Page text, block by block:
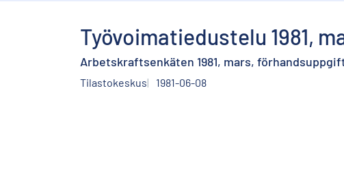
Työvoimatiedustelu 1981,
Arbetskraftsenkäten 1981, mars,
Tilastokeskus 1981-06-08